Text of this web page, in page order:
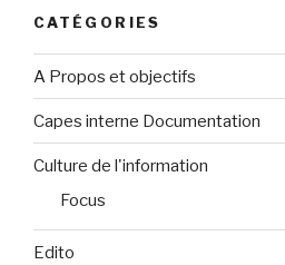
CATÉGORIES
A Propos et objectifs
Capes interne Documentation
Culture de l'information
Focus
Edito